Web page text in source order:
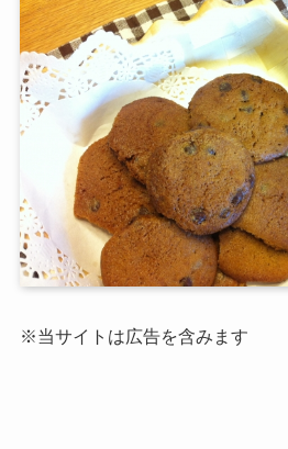
※当サイトは広告を含みます